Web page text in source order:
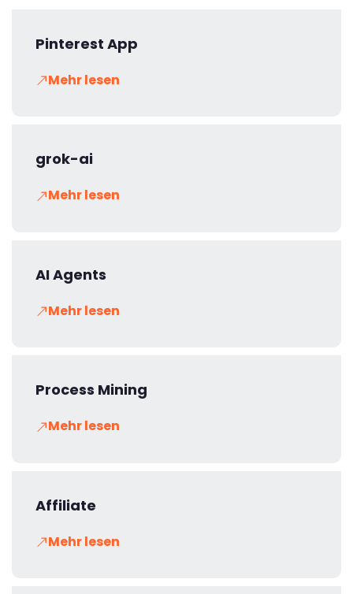
Pinterest App
Mehr lesen
grok-ai
Mehr lesen
AI Agents
Mehr lesen
Process Mining
Mehr lesen
Affiliate
Mehr lesen